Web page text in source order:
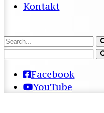
Kontakt
Facebook
YouTube